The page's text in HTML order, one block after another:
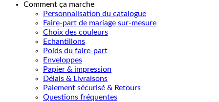
Comment ça marche
Personnalisation du catalogue
Faire-part de mariage sur-mesure
Choix des couleurs
Echantillons
Poids du faire-part
Enveloppes
Papier & impression
Délais & Livraisons
Paiement sécurisé & Retours
Questions fréquentes